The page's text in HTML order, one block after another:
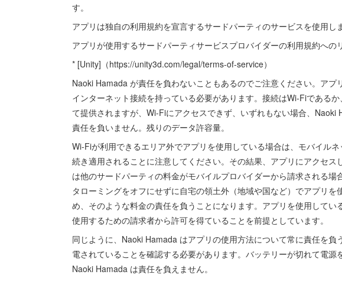
す。
アプリは独自の利用規約を宣言するサードパーティのサービスを使用し
アプリが使用するサードパーティサービスプロバイダーの利用規約への
* [Unity]（https://unity3d.com/legal/terms-of-service）
Naoki Hamada が責任を負わないこともあるのでご注意ください。ア
インターネット接続を持っている必要があります。接続はWi-Fiである
て提供されますが、Wi-Fiにアクセスできず、いずれもない場合、
責任を負いません。残りのデータ許容量。
Wi-Fiが利用できるエリア外でアプリを使用している場合は、モバイル
続き適用されることに注意してください。その結果、アプリにアクセス
は他のサードパーティの料金がモバイルプロバイダーから請求される
タローミングをオフにせずに自宅の領土外（地域や国など）でアプリ
め、そのような料金の責任を負うことになります。アプリを使用して
使用するための請求者から許可を得ていることを前提としています。
同じように、Naoki Hamada はアプリの使用方法について常に責任を
電されていることを確認する必要があります。バッテリーが切れて電源
Naoki Hamada は責任を負えません。